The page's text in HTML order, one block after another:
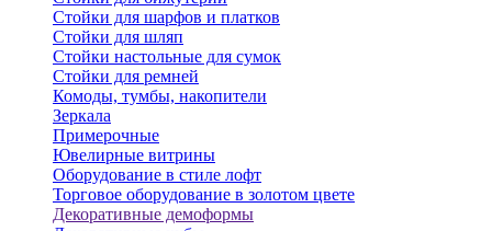
Стойки для шарфов и платков
Стойки для шляп
Стойки настольные для сумок
Стойки для ремней
Комоды, тумбы, накопители
Зеркала
Примерочные
Ювелирные витрины
Оборудование в стиле лофт
Торговое оборудование в золотом цвете
Декоративные демоформы